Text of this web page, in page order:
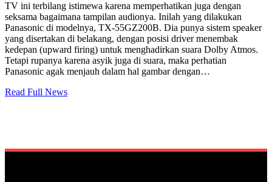
TV ini terbilang istimewa karena memperhatikan juga dengan
seksama bagaimana tampilan audionya. Inilah yang dilakukan
Panasonic di modelnya, TX-55GZ200B. Dia punya sistem speaker
yang disertakan di belakang, dengan posisi driver menembak
kedepan (upward firing) untuk menghadirkan suara Dolby Atmos.
Tetapi rupanya karena asyik juga di suara, maka perhatian
Panasonic agak menjauh dalam hal gambar dengan…
Read Full News